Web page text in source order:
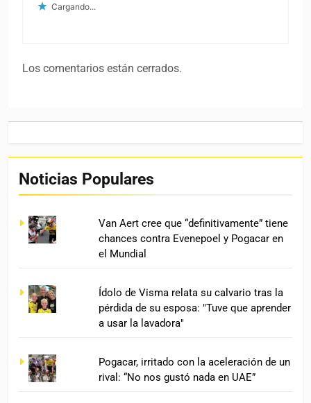
Cargando...
Los comentarios están cerrados.
Noticias Populares
Van Aert cree que “definitivamente” tiene
chances contra Evenepoel y Pogacar en
el Mundial
Ídolo de Visma relata su calvario tras la
pérdida de su esposa: "Tuve que aprender
a usar la lavadora"
Pogacar, irritado con la aceleración de un
rival: “No nos gustó nada en UAE”